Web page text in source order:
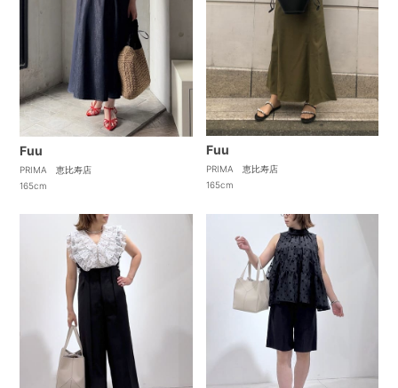
Fuu
PRIMA 恵比寿店
165cm
Fuu
PRIMA 恵比寿店
165cm